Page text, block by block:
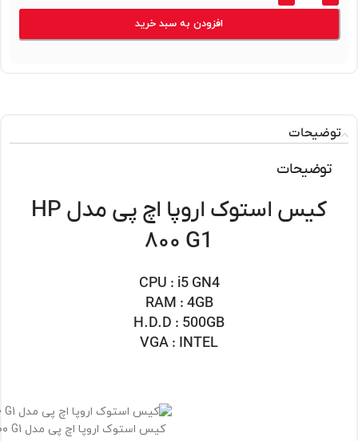
افزودن به سبد خرید
توضیحات
توضیحات
کیس استوک اروپا اچ پی مدل HP
۸۰۰ G1
CPU : i5 GN4
RAM : 4GB
H.D.D : 500GB
VGA : INTEL
کیس استوک اروپا اچ پی مدل HP ۸۰۰ G1